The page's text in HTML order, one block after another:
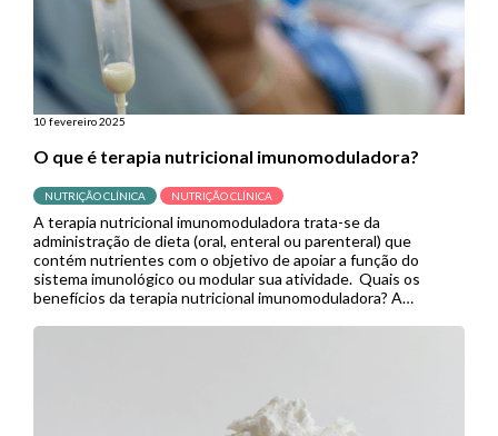
10 fevereiro 2025
O que é terapia nutricional imunomoduladora?
NUTRIÇÃO CLÍNICA NUTRIÇÃO CLÍNICA
A terapia nutricional imunomoduladora trata-se da
administração de dieta (oral, enteral ou parenteral) que
contém nutrientes com o objetivo de apoiar a função do
sistema imunológico ou modular sua atividade. Quais os
benefícios da terapia nutricional imunomoduladora? A
envolvidos em várias vias imunes e inflamatórias. No contexto